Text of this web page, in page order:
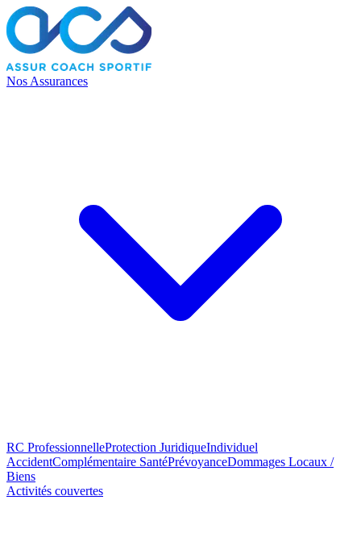
Nos Assurances
RC ProfessionnelleProtection JuridiqueIndividuel
AccidentComplémentaire SantéPrévoyanceDommages Locaux /
Biens
Activités couvertes